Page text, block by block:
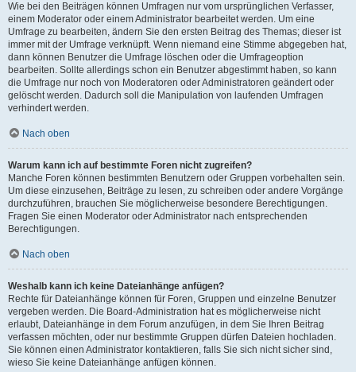
Wie bei den Beiträgen können Umfragen nur vom ursprünglichen Verfasser,
einem Moderator oder einem Administrator bearbeitet werden. Um eine
Umfrage zu bearbeiten, ändern Sie den ersten Beitrag des Themas; dieser ist
immer mit der Umfrage verknüpft. Wenn niemand eine Stimme abgegeben hat,
dann können Benutzer die Umfrage löschen oder die Umfrageoption
bearbeiten. Sollte allerdings schon ein Benutzer abgestimmt haben, so kann
die Umfrage nur noch von Moderatoren oder Administratoren geändert oder
gelöscht werden. Dadurch soll die Manipulation von laufenden Umfragen
verhindert werden.
Nach oben
Warum kann ich auf bestimmte Foren nicht zugreifen?
Manche Foren können bestimmten Benutzern oder Gruppen vorbehalten sein.
Um diese einzusehen, Beiträge zu lesen, zu schreiben oder andere Vorgänge
durchzuführen, brauchen Sie möglicherweise besondere Berechtigungen.
Fragen Sie einen Moderator oder Administrator nach entsprechenden
Berechtigungen.
Nach oben
Weshalb kann ich keine Dateianhänge anfügen?
Rechte für Dateianhänge können für Foren, Gruppen und einzelne Benutzer
vergeben werden. Die Board-Administration hat es möglicherweise nicht
erlaubt, Dateianhänge in dem Forum anzufügen, in dem Sie Ihren Beitrag
verfassen möchten, oder nur bestimmte Gruppen dürfen Dateien hochladen.
Sie können einen Administrator kontaktieren, falls Sie sich nicht sicher sind,
wieso Sie keine Dateianhänge anfügen können.